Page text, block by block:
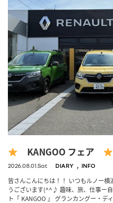
KANGOO フェア
2026.08.01.Sat DIARY , INFO
皆さんこんにちは！！ いつもルノー
うございます(^^♪ 趣味、旅、仕事ー
ト「 KANGOO 」 グランカングー・デ